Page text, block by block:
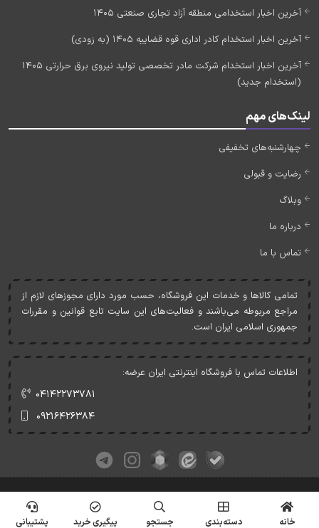
آخرین اخبار استخدامی منطقه آزاد تجاری صنعتی 1405
آخرین اخبار استخدام کادر اداری قوه قضاییه 1405 (به زودی)
آخرین اخبار استخدام شرکت مادر تخصصی تولید نیروی برق حرارتی 1405
(استخدام جدید)
لینک‌های مهم
چهارشنبه‌های تخفیفی
رضایت و قبولی
وبلاگ
درباره ما
تماس با ما
تمامی کالاها و خدمات اين فروشگاه، حسب مورد دارای مجوزهای لازم از
مراجع مربوطه می‌باشند و فعاليت‌های اين سايت تابع قوانين و مقررات
جمهوری اسلامی ايران است.
اطلاعات تماس با فروشگاه اینترنتی ایران عرضه:
۰۴۱۴۲۲۷۳۷۸۱
۰۹۲۱۶۴۲۶۳۸۴
کلیه حقوق این وبسایت متعلق به ایران عرضه می‌باشد.
© Copyrights - IranArze.ir - 1405
خانه دسته‌بندی جستجو پیگیری خرید پشتیبانی